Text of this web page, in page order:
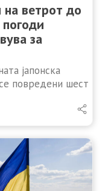
ветрот до
за
јапонска
повредени шест
затвори